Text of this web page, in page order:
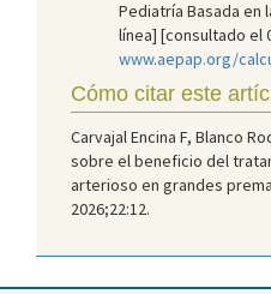
Pediatría Basada en
línea] [consultado el
www.aepap.org/
Cómo citar este
Carvajal Encina F, Blanco
sobre el beneficio del
arterioso en grandes
2026;22:12.